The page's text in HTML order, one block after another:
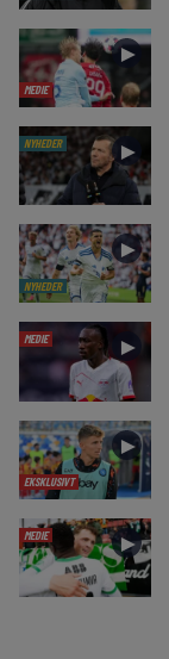
MEDIE
►
NYHEDER ►
NYHEDER
►
MEDIE ►
EKSKLUSIVT
►
MEDIE ►